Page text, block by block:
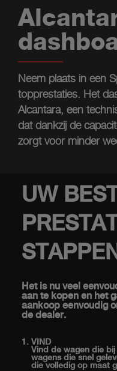
Neem plaats in een
topprestaties. Het
Alcantara, een
dat dankzij de
zorgt voor minder
UW
Het is nu veel
aan te kopen en het
aankoop eenvoudig
de dealer.
VIND
Vind de wagen die
wagens die snel
die volledig op maat